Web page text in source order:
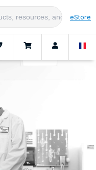
eStore